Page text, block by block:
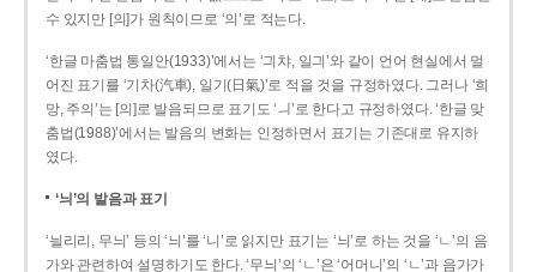
수 있지만 [의]가 원칙이므로 ‘의’로 적는다.
‘한글 마춤법 통일안(1933)’에서는 ‘긔챠, 일긔’와 같이 언어 현실에서 멀
어진 표기를 ‘기차(汽車), 일기(日氣)’로 적을 것을 규정하였다. 그러나 ‘희
망, 주의’는 [의]로 발음되므로 표기도 ‘ㅢ’로 한다고 규정하였다. ‘한글 맞
춤법(1988)’에서는 발음의 변화는 인정하면서 표기는 기존대로 유지하
였다.
‘늬’의 발음과 표기
‘늴리리, 무늬’ 등의 ‘늬’를 ‘니’로 읽지만 표기는 ‘늬’로 하는 것을 ‘ㄴ’의 음
가와 관련하여 설명하기도 한다. ‘무늬’의 ‘ㄴ’은 ‘어머니’의 ‘ㄴ’과 음가가